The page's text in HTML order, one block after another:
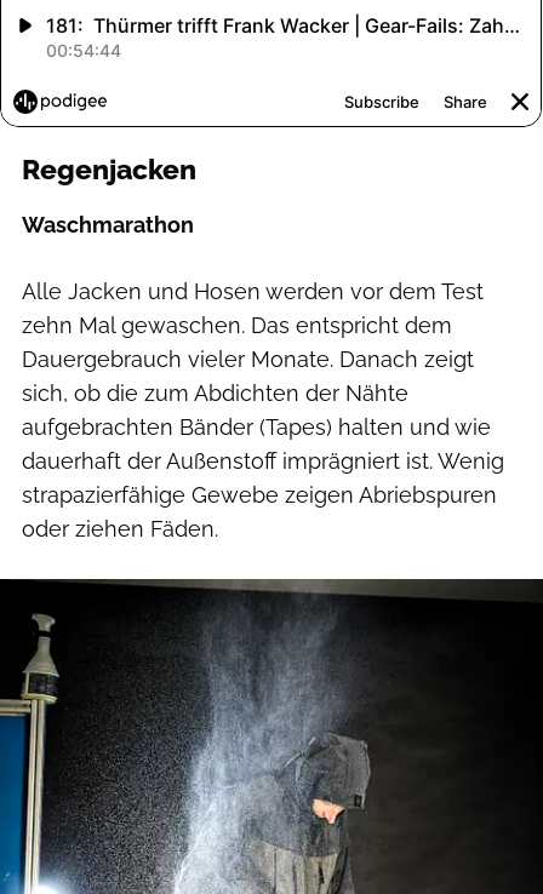
Regenjacken
Waschmarathon
Alle Jacken und Hosen werden vor dem Test
zehn Mal gewaschen. Das entspricht dem
Dauergebrauch vieler Monate. Danach zeigt
sich, ob die zum Abdichten der Nähte
aufgebrachten Bänder (Tapes) halten und wie
dauerhaft der Außenstoff imprägniert ist. Wenig
strapazierfähige Gewebe zeigen Abriebspuren
oder ziehen Fäden.